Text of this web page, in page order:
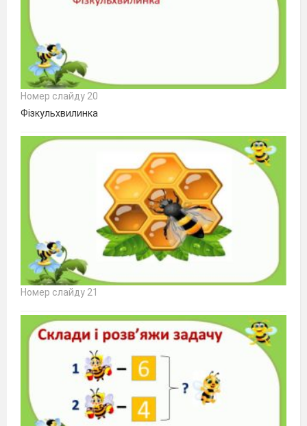
Номер слайду 20
Фізкульхвилинка
Номер слайду 21